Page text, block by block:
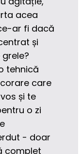
acea
ar fi dacă
și
tehnică
care
și te
o zi
- doar
complet